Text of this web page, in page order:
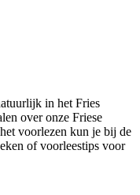
in het Fries
over onze Friese
voorlezen kun je bij de
of voorleestips voor